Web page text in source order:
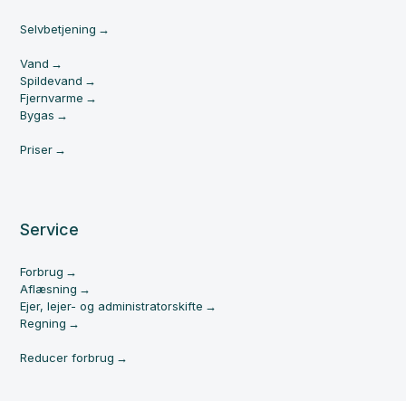
Selvbetjening
Vand
Spildevand
Fjernvarme
Bygas
Priser
Service
Forbrug
Aflæsning
Ejer, lejer- og administratorskifte
Regning
Reducer forbrug